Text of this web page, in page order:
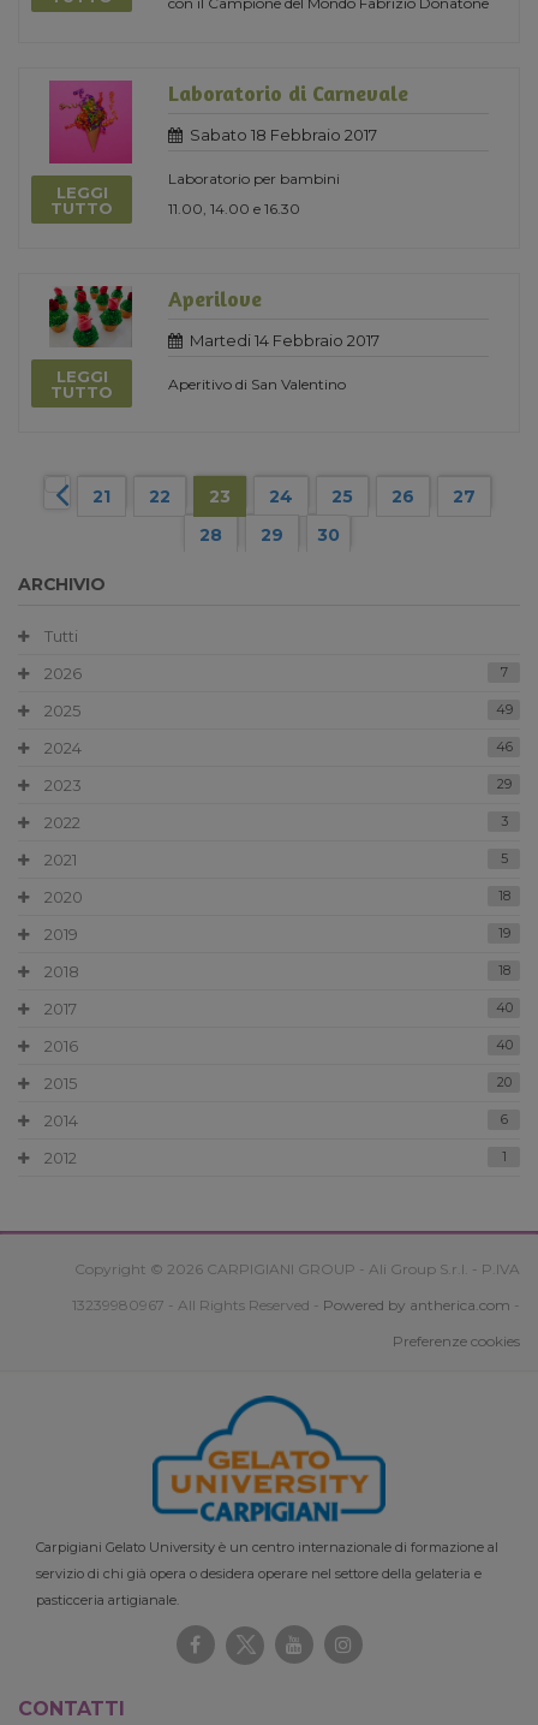
LEGGI
TUTTO
Laboratorio di Carnevale
Sabato 18 Febbraio 2017
Laboratorio per bambini
11.00, 14.00 e 16.30
LEGGI
TUTTO
Aperilove
Martedi 14 Febbraio 2017
Aperitivo di San Valentino
21 22 23 24 25 26
27
28
29 30
ARCHIVIO
Tutti
2026
7
2025 49
2024 46
2023 29
2022 3
2021 5
2020 18
2019 19
2018 18
2017 40
2016 40
2015 20
2014 6
2012 1
Copyright © 2026 CARPIGIANI GROUP - Ali Group S.r.l. - P.IVA
13239980967 - All Rights Reserved - Powered by antherica.com -
Preferenze cookies
Carpigiani Gelato University è un centro internazionale di formazione al
servizio di chi già opera o desidera operare nel settore della gelateria e
pasticceria artigianale.
CONTATTI